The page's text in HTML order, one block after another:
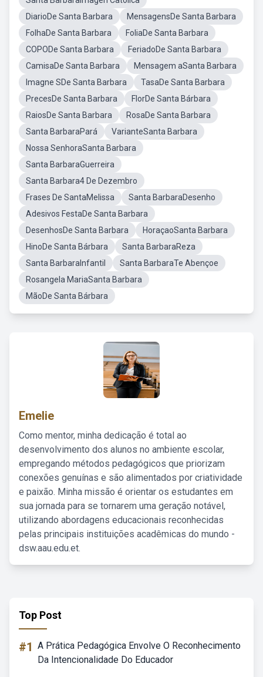
DiarioDe Santa Barbara
MensagensDe Santa Barbara
FolhaDe Santa Barbara
FoliaDe Santa Barbara
COPODe Santa Barbara
FeriadoDe Santa Barbara
CamisaDe Santa Barbara
Mensagem aSanta Barbara
Imagne SDe Santa Barbara
TasaDe Santa Barbara
PrecesDe Santa Barbara
FlorDe Santa Bárbara
RaiosDe Santa Barbara
RosaDe Santa Barbara
Santa BarbaraPará
VarianteSanta Barbara
Nossa SenhoraSanta Barbara
Santa BarbaraGuerreira
Santa Barbara4 De Dezembro
Frases De SantaMelissa
Santa BarbaraDesenho
Adesivos FestaDe Santa Barbara
DesenhosDe Santa Barbara
HoraçaoSanta Barbara
HinoDe Santa Bárbara
Santa BarbaraReza
Santa BarbaraInfantil
Santa BarbaraTe Abençoe
Rosangela MariaSanta Barbara
MãoDe Santa Bárbara
Emelie
Como mentor, minha dedicação é total ao
desenvolvimento dos alunos no ambiente escolar,
empregando métodos pedagógicos que priorizam
conexões genuínas e são alimentados por criatividade
e paixão. Minha missão é orientar os estudantes em
sua jornada para se tornarem uma geração notável,
utilizando abordagens educacionais reconhecidas
pelas principais instituições acadêmicas do mundo -
dsw.aau.edu.et.
Top Post
#1 A Prática Pedagógica Envolve O Reconhecimento
Da Intencionalidade Do Educador